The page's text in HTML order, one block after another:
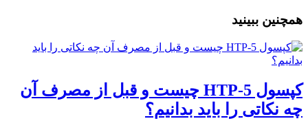
همچنین ببینید
کپسول 5-HTP چیست و قبل از مصرف آن
چه نکاتی را باید بدانیم؟